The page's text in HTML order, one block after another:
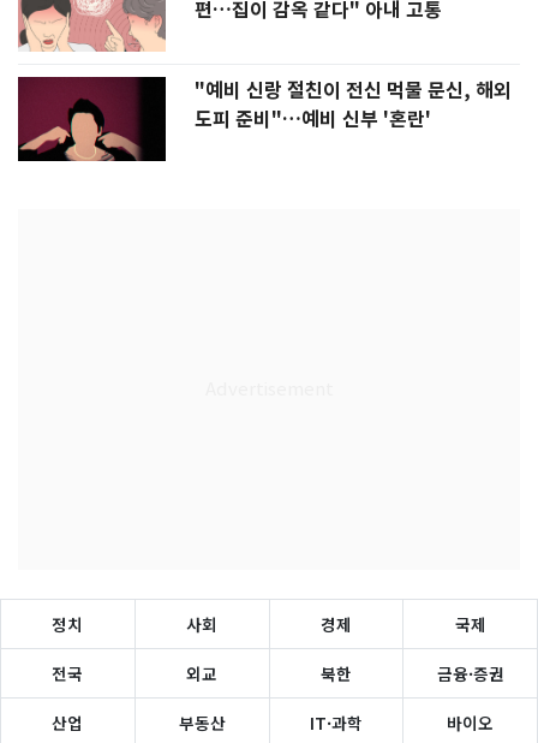
편…집이 감옥 같다" 아내 고통
"예비 신랑 절친이 전신 먹물 문신, 해외
도피 준비"…예비 신부 '혼란'
정치 사회 경제 국제
전국 외교 북한 금융·증권
산업 부동산 IT·과학 바이오